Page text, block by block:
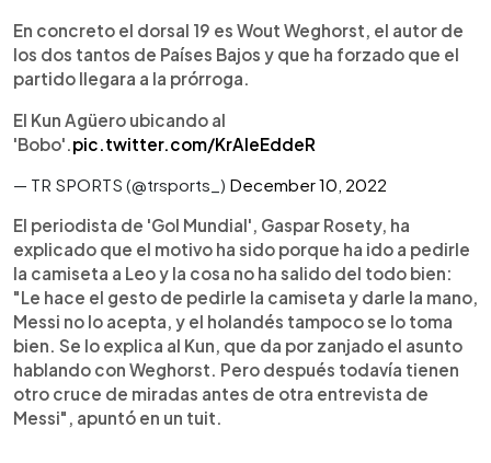
En concreto el dorsal 19 es Wout Weghorst, el autor de
los dos tantos de Países Bajos y que ha forzado que el
partido llegara a la prórroga.
El Kun Agüero ubicando al
'Bobo'. pic.twitter.com/KrAleEddeR
— TR SPORTS (@trsports_) December 10, 2022
El periodista de 'Gol Mundial', Gaspar Rosety, ha
explicado que el motivo ha sido porque ha ido a pedirle
la camiseta a Leo y la cosa no ha salido del todo bien:
"Le hace el gesto de pedirle la camiseta y darle la mano,
Messi no lo acepta, y el holandés tampoco se lo toma
bien. Se lo explica al Kun, que da por zanjado el asunto
hablando con Weghorst. Pero después todavía tienen
otro cruce de miradas antes de otra entrevista de
Messi", apuntó en un tuit.